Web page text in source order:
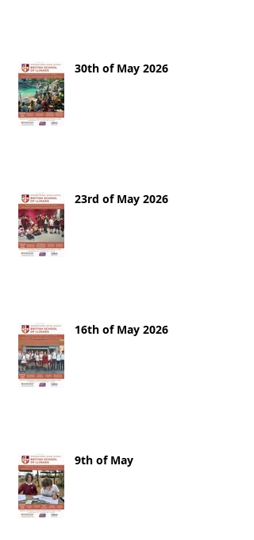
30th of May 2026
23rd of May 2026
16th of May 2026
9th of May